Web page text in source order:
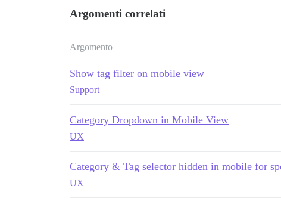
Argomenti correlati
Argomento
Show tag filter on mobile view
Support
Category Dropdown in Mobile View
UX
Category & Tag selector hidden in mobile for
UX